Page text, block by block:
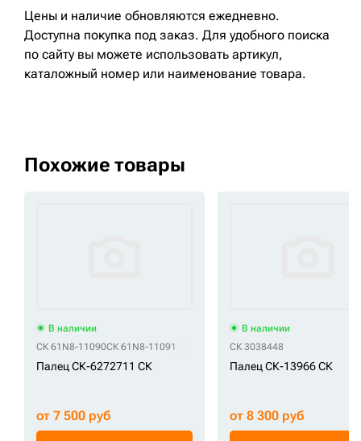
Цены и наличие обновляются ежедневно.
Доступна покупка под заказ. Для удобного поиска
по сайту вы можете использовать артикул,
каталожный номер или наименование товара.
Похожие товары
В наличии
СК 61N8-11090СК 61N8-11091
Палец СК-6272711 СК
от 7 500 руб
В наличии
СК 3038448
Палец СК-13966 СК
от 8 300 руб